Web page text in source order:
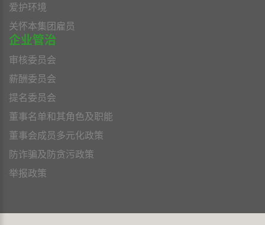
爱护环境
关怀本集团雇员
企业管治
审核委员会
薪酬委员会
提名委员会
董事名单和其角色及职能
董事会成员多元化政策
防诈骗及防贪污政策
举报政策